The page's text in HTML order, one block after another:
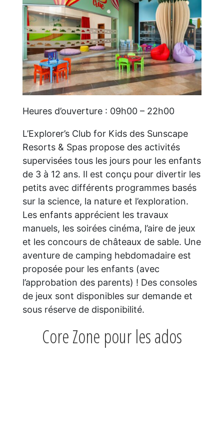
Heures d’ouverture : 09h00 – 22h00
L’Explorer’s Club for Kids des Sunscape
Resorts & Spas propose des activités
supervisées tous les jours pour les enfants
de 3 à 12 ans. Il est conçu pour divertir les
petits avec différents programmes basés
sur la science, la nature et l’exploration.
Les enfants apprécient les travaux
manuels, les soirées cinéma, l’aire de jeux
et les concours de châteaux de sable. Une
aventure de camping hebdomadaire est
proposée pour les enfants (avec
l’approbation des parents) ! Des consoles
de jeux sont disponibles sur demande et
sous réserve de disponibilité.
Core Zone pour les ados